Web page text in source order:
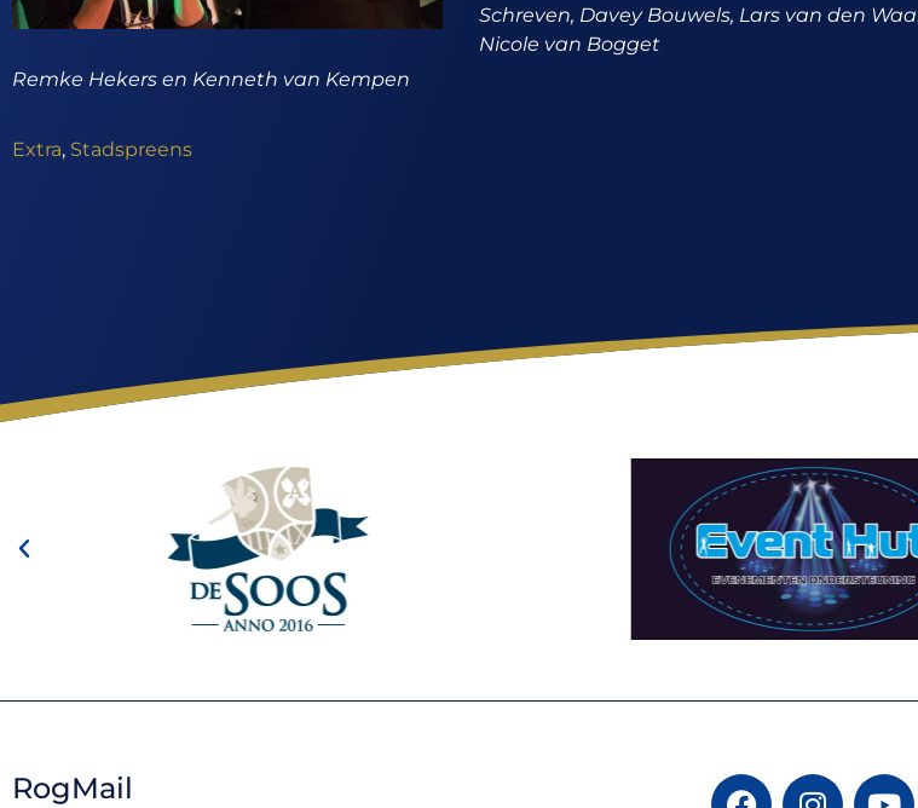
Remke Hekers en Kenneth van Kempen
Schreven, Davey Bouwels, Lars van den
Nicole van Bogget
Extra, Stadspreens
RogMail